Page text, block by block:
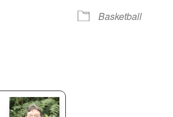
Google Kalender
Basketball